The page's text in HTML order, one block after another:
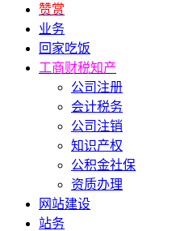
赞赏
业务
回家吃饭
工商财税知产
公司注册
会计税务
公司注销
知识产权
公积金社保
资质办理
网站建设
站务